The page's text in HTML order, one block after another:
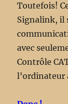
Toutefois!
Signalink, il
avec
Contrôle
l’ordinateur